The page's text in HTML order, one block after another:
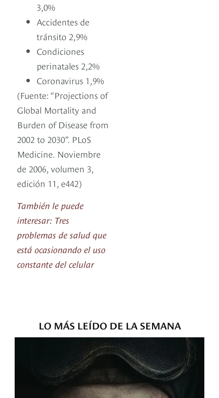
3,0%
Accidentes de
tránsito 2,9%
Condiciones
perinatales 2,2%
Coronavirus 1,9%
(Fuente: “Projections of
Global Mortality and
Burden of Disease from
2002 to 2030”. PLoS
Medicine. Noviembre
de 2006, volumen 3,
edición 11, e442)
También le puede
interesar: Tres
problemas de salud que
está ocasionando el uso
constante del celular
LO MÁS LEÍDO DE LA SEMANA